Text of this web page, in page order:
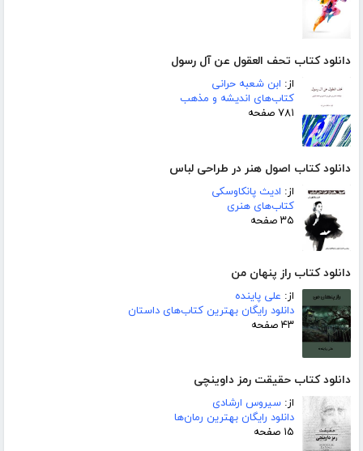
دانلود کتاب تحف العقول عن آل رسول
از: ابن شعبه حرانی
کتاب‌های اندیشه و مذهب
۷۸۱ صفحه
دانلود کتاب اصول هنر در طراحی لباس
از: ادیث پانکاوسکی
کتاب‌های هنری
۳۵ صفحه
دانلود کتاب راز پنهان من
از: علی پاینده
دانلود رایگان بهترین کتاب‌های داستان
۴۳ صفحه
دانلود کتاب حقیقت رمز داوینچی
از: سیروس ارشادی
دانلود رایگان بهترین رمان‌ها
۱۵ صفحه